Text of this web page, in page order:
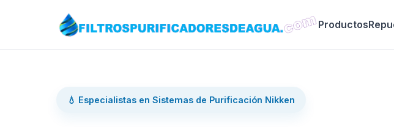
Productos
💧 Especialistas en Sistemas de Purificación Nikken